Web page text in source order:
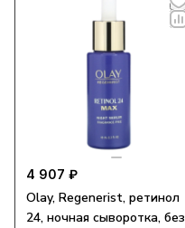
4 907 ₽
Olay, Regenerist, ретинол
24, ночная сыворотка, без